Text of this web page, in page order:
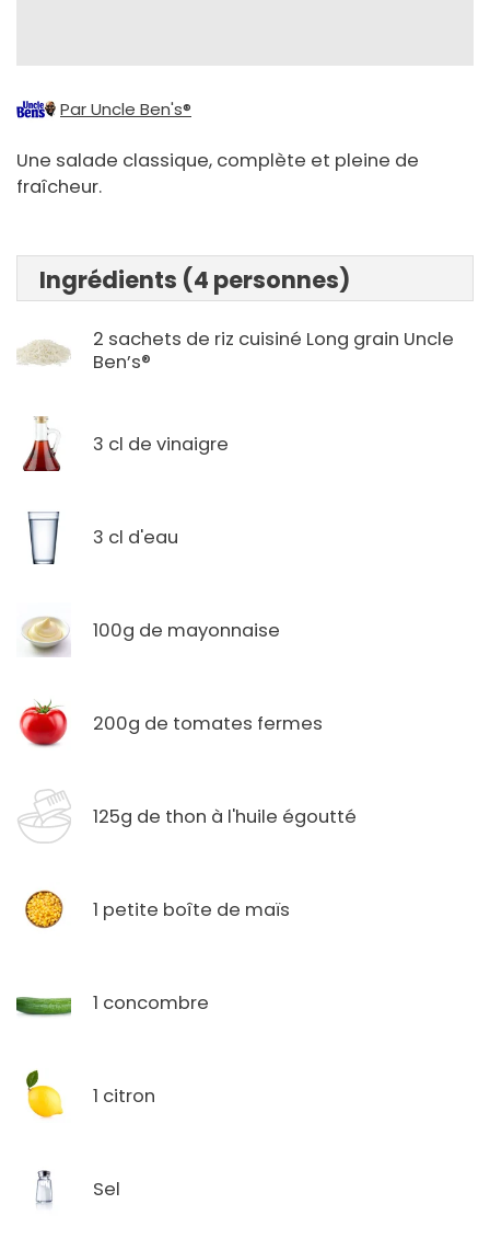
Par Uncle Ben's®
Une salade classique, complète et pleine de
fraîcheur.
Ingrédients (4 personnes)
2 sachets de riz cuisiné Long grain Uncle
Ben’s®
3 cl de vinaigre
3 cl d'eau
100g de mayonnaise
200g de tomates fermes
125g de thon à l'huile égoutté
1 petite boîte de maïs
1 concombre
1 citron
Sel